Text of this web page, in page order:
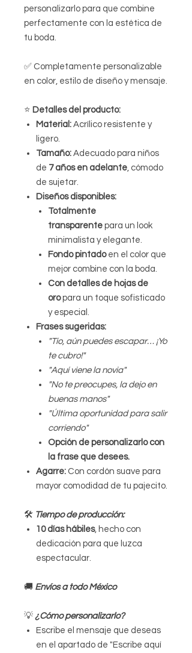
personalizarlo para que combine
perfectamente con la estética de
tu boda.
✅ Completamente personalizable
en color, estilo de diseño y mensaje.
⭐️ Detalles del producto:
Material: Acrílico resistente y
ligero.
Tamaño: Adecuado para niños
de 7 años en adelante, cómodo
de sujetar.
Diseños disponibles:
Totalmente
transparente para un look
minimalista y elegante.
Fondo pintadoen el color que
mejor combine con la boda.
Con detalles de hojas de
oropara un toque sofisticado
y especial.
Frases sugeridas:
"Tío, aún puedes escapar… ¡Yo
te cubro!"
"Aquí viene la novia"
"No te preocupes, la dejo en
buenas manos"
"Última oportunidad para salir
corriendo"
Opción de personalizarlo con
la frase que desees.
Agarre: Con cordón suave para
mayor comodidad de tu pajecito.
🛠 Tiempo de producción:
10 días hábiles, hecho con
dedicación para que luzca
espectacular.
🚚 Envíos a todo México
💡 ¿Cómo personalizarlo?
Escribe el mensaje que deseas
en el apartado de "Escribe aquí